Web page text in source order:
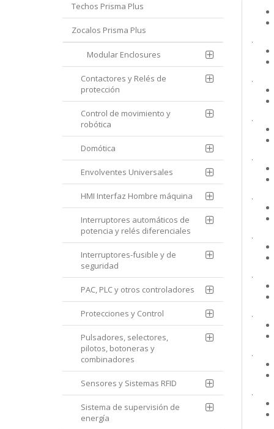
.
.
.
.
.
.
.
.
.
.
Techos Prisma Plus
Zocalos Prisma Plus
Modular Enclosures
Contactores y Relés de
protección
Control de movimiento y
robótica
Domótica
Envolventes Universales
HMI Interfaz Hombre máquina
Interruptores automáticos de
potencia y relés diferenciales
Interruptores-fusible y de
seguridad
PAC, PLC y otros controladores
Protecciones y Control
Pulsadores, selectores,
pilotos, botoneras y
combinadores
Sensores y Sistemas RFID
Sistema de supervisión de
energía